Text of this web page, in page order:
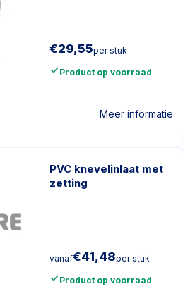
€29,55per stuk
Product op voorraad
Meer informatie
PVC knevelinlaat met
zetting
vanaf€41,48per stuk
Product op voorraad